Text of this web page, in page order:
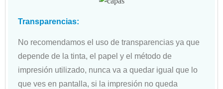
Transparencias:
No recomendamos el uso de transparencias ya que
depende de la tinta, el papel y el método de
impresión utilizado, nunca va a quedar igual que lo
que ves en pantalla, si la impresión no queda